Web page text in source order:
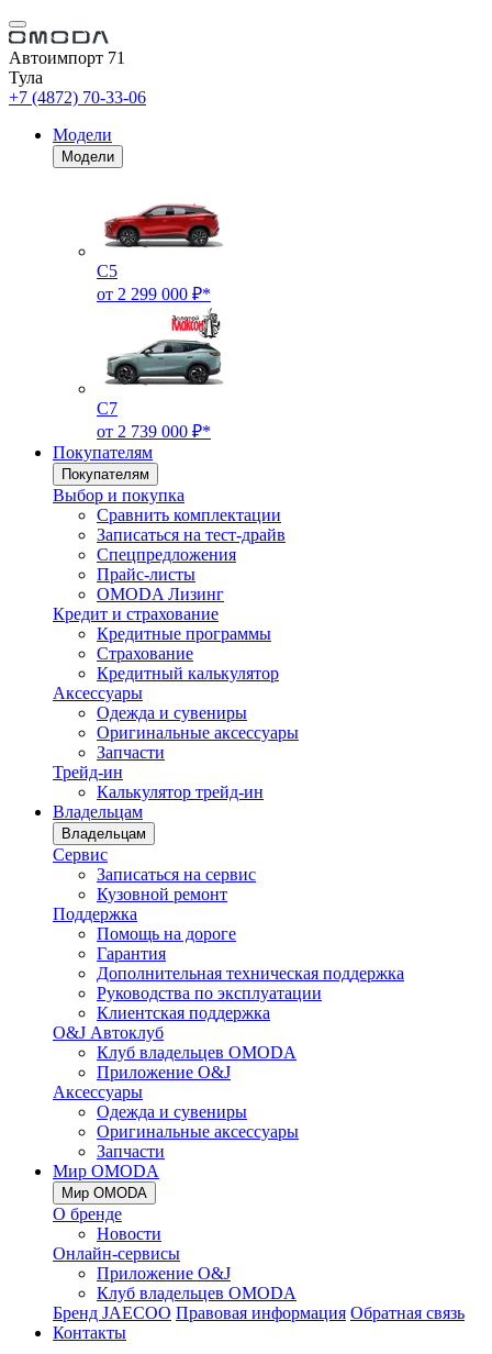
Автоимпорт 71
Тула
+7 (4872) 70-33-06
Модели
Модели
C5
от 2 299 000 ₽*
C7
от 2 739 000 ₽*
Покупателям
Покупателям
Выбор и покупка
Сравнить комплектации
Записаться на тест-драйв
Cпецпредложения
Прайс-листы
OMODA Лизинг
Кредит и страхование
Кредитные программы
Страхование
Кредитный калькулятор
Аксессуары
Одежда и сувениры
Оригинальные аксессуары
Запчасти
Трейд-ин
Калькулятор трейд-ин
Владельцам
Владельцам
Сервис
Записаться на сервис
Кузовной ремонт
Поддержка
Помощь на дороге
Гарантия
Дополнительная техническая поддержка
Руководства по эксплуатации
Клиентская поддержка
O&J Автоклуб
Клуб владельцев OMODA
Приложение O&J
Аксессуары
Одежда и сувениры
Оригинальные аксессуары
Запчасти
Мир OMODA
Мир OMODA
О бренде
Новости
Онлайн-сервисы
Приложение O&J
Клуб владельцев OMODA
Бренд JAECOO Правовая информация Обратная связь
Контакты